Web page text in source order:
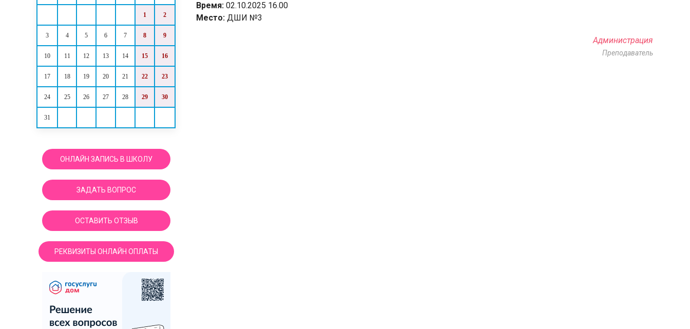
1 2
3 4 5 6 7 8 9
10 11 12 13 14 15 16
17 18 19 20 21 22 23
24 25 26 27 28 29 30
31
ОНЛАЙН ЗАПИСЬ В ШКОЛУ
ЗАДАТЬ ВОПРОС
ОСТАВИТЬ ОТЗЫВ
РЕКВИЗИТЫ ОНЛАЙН ОПЛАТЫ
Время: 02.10.2025 16.00
Место: ДШИ №3
Администрация
Преподаватель